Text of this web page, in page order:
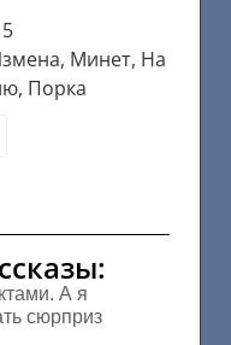
, Минет, На
, Порка
А я
сюрприз